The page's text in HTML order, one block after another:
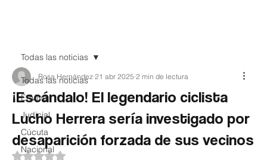
Todas las noticias
EnVivo
Judicial
Cúcuta
Nacional
Todas las noticias
¡Escándalo! El legendario ciclista
Lucho Herrera sería investigado por
desaparición forzada de sus vecinos
Rosa Hernández 21 abr 2025 2 min de lectura
Obtuvo NaN de 5 estrellas.